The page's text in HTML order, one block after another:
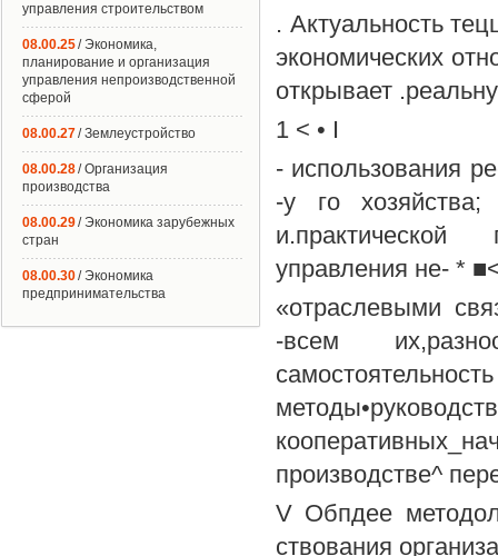
. Актуальность
экономических
открывает
1 < • I
- использования
-у го
и.практической
управления не- *
«отраслевыми
-всем
производстве^
V Обпдее
ствования
управления строительством
08.00.25/ Экономика,
планирование и организация
управления непроизводственной
сферой
08.00.27/ Землеустройство
08.00.28/ Организация
производства
08.00.29/ Экономика зарубежных
стран
08.00.30/ Экономика
предпринимательства